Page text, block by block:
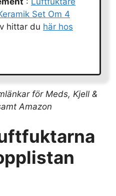
Set Om 4
hittar du här hos
för Meds, Kjell &
Amazon